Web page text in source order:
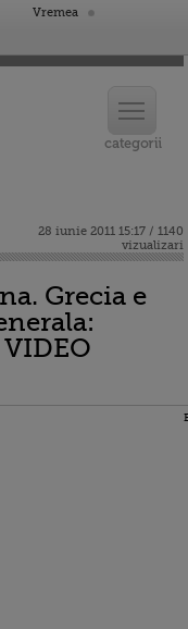
Vremea
28 iunie 2011 15:17 / 1140
vizualizari
Grecia e